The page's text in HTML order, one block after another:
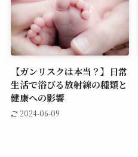
【ガンリスクは本当？】日常
生活で浴びる放射線の種類と
健康への影響
2024-06-09